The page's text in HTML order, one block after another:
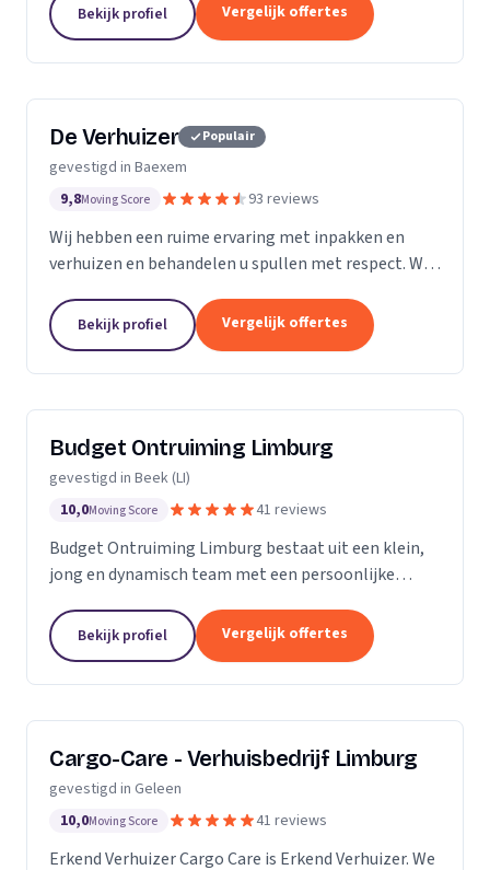
Bekijk profiel Vergelijk offertes
De Verhuizer Populair
gevestigd in Baexem
9,8Moving Score 93 reviews
Wij hebben een ruime ervaring met inpakken en
verhuizen en behandelen u spullen met respect. Wij
voor schilderijen en spiegels. en dozen waar u uw...
Bekijk profiel Vergelijk offertes
Budget Ontruiming Limburg
gevestigd in Beek (LI)
10,0Moving Score 41 reviews
Budget Ontruiming Limburg bestaat uit een klein,
jong en dynamisch team met een persoonlijke
de kwaliteit leveren die u uiteraard belangrijk vindt.
Bekijk profiel Vergelijk offertes
Cargo-Care - Verhuisbedrijf Limburg
gevestigd in Geleen
10,0Moving Score 41 reviews
Erkend Verhuizer Cargo Care is Erkend Verhuizer. We